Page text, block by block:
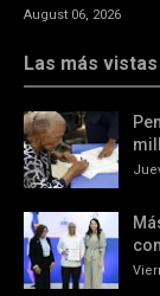
August 06, 2026
Las más